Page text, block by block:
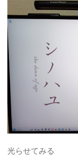
光らせてみる